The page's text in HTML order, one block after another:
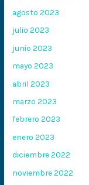
agosto 2023
julio 2023
junio 2023
mayo 2023
abril 2023
marzo 2023
febrero 2023
enero 2023
diciembre 2022
noviembre 2022